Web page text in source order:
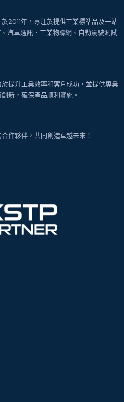
2011年，專注於提供工業標準品及一站
汽車通訊、工業物聯網、自動駕駛測試
提升工業效率和客戶成功，並提供專業
新，確保產品順利實施。
作夥伴，共同創造卓越未來！